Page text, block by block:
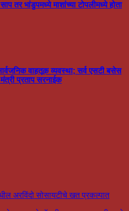
तर भांडुपमध्ये माशांच्या टोपलीमध्ये होता
वाहतूक व्यवस्था; सर्व एसटी बसेस
प्रताप सरनाईक
अरविंदो सोसायटीचे खत प्रकल्पात